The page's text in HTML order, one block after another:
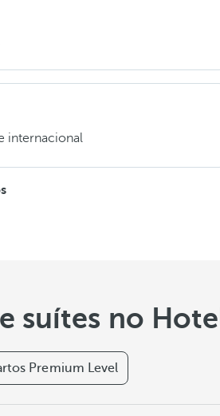
internacional
suítes no
Premium Level